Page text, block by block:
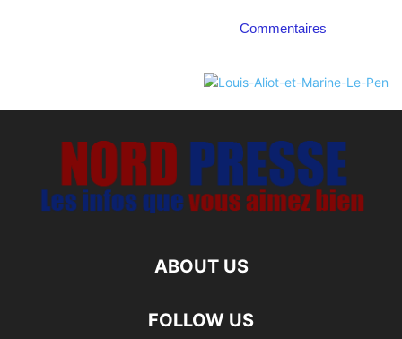
Commentaires
ABOUT US
FOLLOW US